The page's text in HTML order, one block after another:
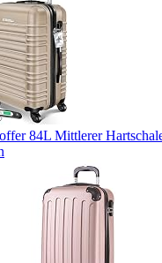
84L Mittlerer